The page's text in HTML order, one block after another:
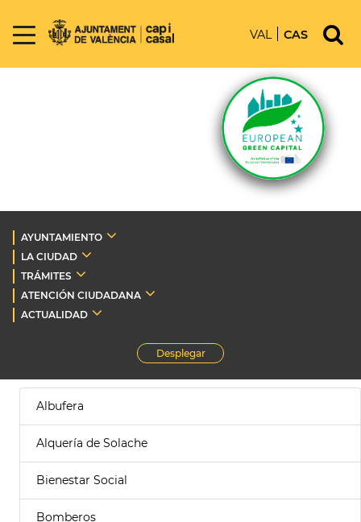
VAL CAS
AYUNTAMIENTO
LA CIUDAD
TRÁMITES
ATENCIÓN CIUDADANA
ACTUALIDAD
Desplegar
Albufera
Alquería de Solache
Bienestar Social
Bomberos